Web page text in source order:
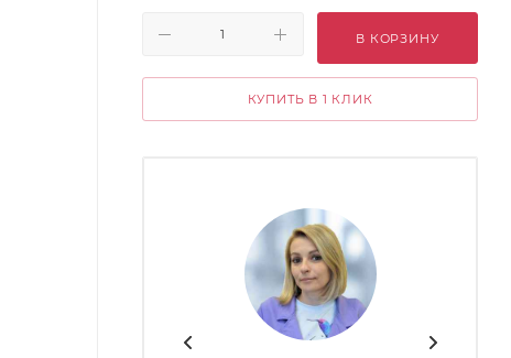
В КОРЗИНУ
КУПИТЬ В 1 КЛИК